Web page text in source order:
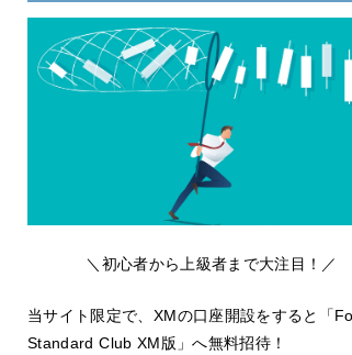
＼初心者から上級者まで大注目！／
当サイト限定で、XMの口座開設をすると「
Standard Club XM版」へ無料招待！